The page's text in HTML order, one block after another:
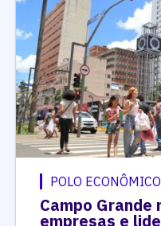
POLO ECONÔMICO
Campo Grande
empresas e